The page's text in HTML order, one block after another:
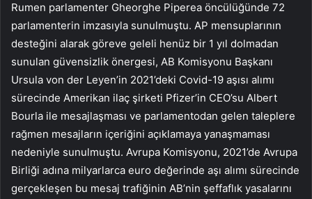
Rumen parlamenter Gheorghe Piperea öncülüğünde 72
parlamenterin imzasıyla sunulmuştu. AP mensuplarının
desteğini alarak göreve geleli henüz bir 1 yıl dolmadan
sunulan güvensizlik önergesi, AB Komisyonu Başkanı
Ursula von der Leyen’in 2021’deki Covid-19 aşısı alımı
sürecinde Amerikan ilaç şirketi Pfizer’in CEO’su Albert
Bourla ile mesajlaşması ve parlamentodan gelen taleplere
rağmen mesajların içeriğini açıklamaya yanaşmaması
nedeniyle sunulmuştu. Avrupa Komisyonu, 2021’de Avrupa
Birliği adına milyarlarca euro değerinde aşı alımı sürecinde
gerçekleşen bu mesaj trafiğinin AB’nin şeffaflık yasalarını